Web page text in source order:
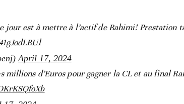
jour est à mettre à l’actif de Rahimi! Prestation
April 17, 2024
millions d’Euros pour gagner la CL et au final